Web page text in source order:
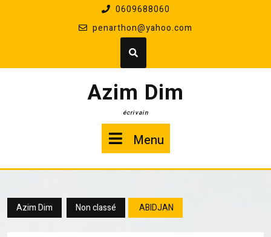
0609688060
penarthon@yahoo.com
Azim Dim
écrivain
Menu
Azim Dim Non classé ABIDJAN